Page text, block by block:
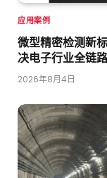
应用案例
微型精密检测新
决电子行业全链
2026年8月4日